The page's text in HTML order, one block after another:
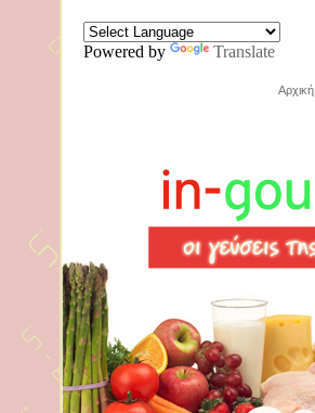
Powered by Translate
Αρχική